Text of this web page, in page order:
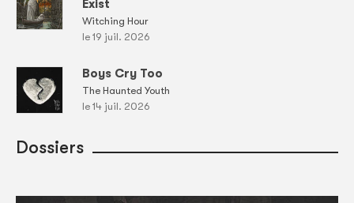
Exist
Witching Hour
le 19 juil. 2026
Boys Cry Too
The Haunted Youth
le 14 juil. 2026
Dossiers